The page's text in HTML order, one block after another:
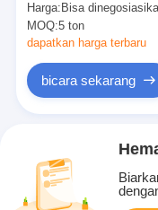
dapur dan aplikasi
dekoratif
Harga: Bisa
MOQ:5 ton
dapatkan harga terbaru
bicara sekarang